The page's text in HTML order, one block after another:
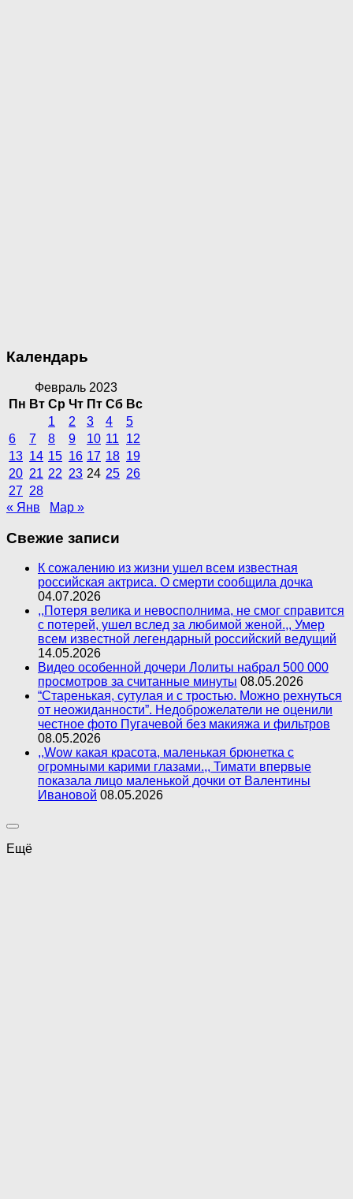
Календарь
Февраль 2023
Пн Вт Ср Чт Пт Сб Вс
1
2 3 4
5
6
7 8 9 10 11
12
13 14 15 16 17 18 19
20 21 22 23 24 25 26
27 28
« Янв
Мар »
Свежие записи
К сожалению из жизни ушел всем известная
российская актриса. О смерти сообщила дочка
04.07.2026
,,Потеря велика и невосполнима, не смог справится
с потерей, ушел вслед за любимой женой.,, Умер
всем известной легендарный российский ведущий
14.05.2026
Видео особенной дочери Лолиты набрал 500 000
просмотров за считанные минуты 08.05.2026
“Старенькая, сутулая и с тростью. Можно рехнуться
от неожиданности”. Недоброжелатели не оценили
честное фото Пугачевой без макияжа и фильтров
08.05.2026
,,Wow какая красота, маленькая брюнетка с
огромными карими глазами.,, Тимати впервые
показала лицо маленькой дочки от Валентины
Ивановой 08.05.2026
Ещё